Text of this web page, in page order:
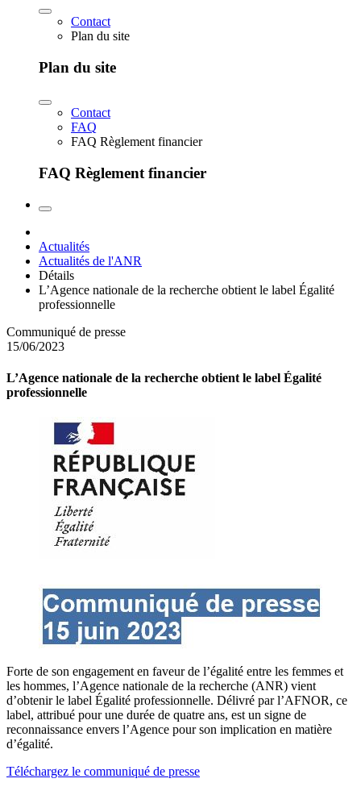
Contact
Plan du site
Plan du site
Contact
FAQ
FAQ Règlement financier
FAQ Règlement financier
Actualités
Actualités de l'ANR
Détails
L’Agence nationale de la recherche obtient le label Égalité
professionnelle
Communiqué de presse
15/06/2023
L’Agence nationale de la recherche obtient le label Égalité
professionnelle
Forte de son engagement en faveur de l’égalité entre les femmes et
les hommes, l’Agence nationale de la recherche (ANR) vient
d’obtenir le label Égalité professionnelle. Délivré par l’AFNOR, ce
label, attribué pour une durée de quatre ans, est un signe de
reconnaissance envers l’Agence pour son implication en matière
d’égalité.
Téléchargez le communiqué de presse